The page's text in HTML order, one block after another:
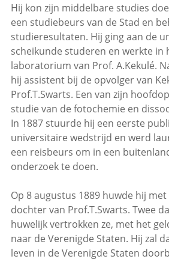
Hij kon zijn middelbare studies
een studiebeurs van de Stad en
studieresultaten. Hij ging aan de
scheikunde studeren en werkte in
laboratorium van Prof. A.Kekulé.
hij assistent bij de opvolger van
Prof.T.Swarts. Een van zijn
studie van de fotochemie en
In 1887 stuurde hij een eerste
universitaire wedstrijd en werd
een reisbeurs om in een
onderzoek te doen.
Op 8 augustus 1889 huwde hij met
dochter van Prof.T.Swarts. Twee
huwelijk vertrokken ze, met het
naar de Verenigde Staten. Hij zal
leven in de Verenigde Staten